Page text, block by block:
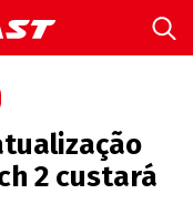
2 custará